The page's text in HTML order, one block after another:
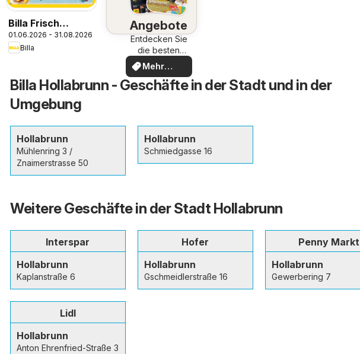
Billa Frisch
Gekocht Kids
01.06.2026 - 31.08.2026
Billa
Angebote
Entdecken Sie
die besten
Angebote
Mehr
entdecken
Billa Hollabrunn - Geschäfte in der Stadt und in der
Umgebung
Hollabrunn
Mühlenring 3 /
Znaimerstrasse 50
Hollabrunn
Schmiedgasse 16
Weitere Geschäfte in der Stadt Hollabrunn
Interspar
Hollabrunn
Kaplanstraße 6
Hofer
Hollabrunn
Gschmeidlerstraße 16
Penny Markt
Hollabrunn
Gewerbering 7
Lidl
Hollabrunn
Anton Ehrenfried-Straße 3